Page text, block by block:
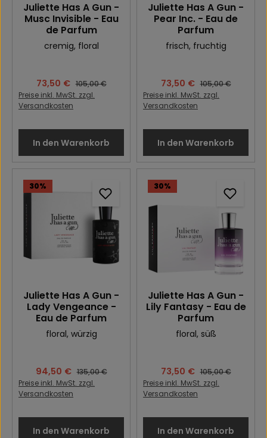
Juliette Has A Gun -
Musc Invisible - Eau
de Parfum
cremig, floral
Verkaufspreis:
73,50 € Regulärer Preis:
105,00 €
Preise inkl. MwSt. zzgl.
Versandkosten
In den Warenkorb
Juliette Has A Gun -
Pear Inc. - Eau de
Parfum
frisch, fruchtig
Verkaufspreis:
73,50 € Regulärer Preis:
105,00 €
Preise inkl. MwSt. zzgl.
Versandkosten
In den Warenkorb
30%
Juliette Has A Gun -
Lady Vengeance -
Eau de Parfum
floral, würzig
Verkaufspreis:
94,50 € Regulärer Preis:
135,00 €
Preise inkl. MwSt. zzgl.
Versandkosten
In den Warenkorb
30%
Juliette Has A Gun -
Lily Fantasy - Eau de
Parfum
floral, süß
Verkaufspreis:
73,50 € Regulärer Preis:
105,00 €
Preise inkl. MwSt. zzgl.
Versandkosten
In den Warenkorb